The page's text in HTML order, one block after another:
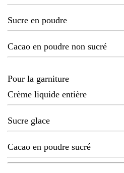
Sucre en poudre
Cacao en poudre non sucré
Pour la garniture
Crème liquide entière
Sucre glace
Cacao en poudre sucré